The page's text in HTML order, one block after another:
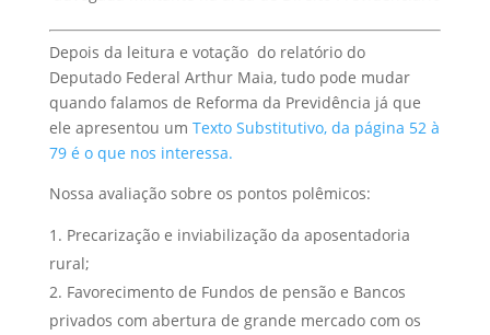
Depois da leitura e votação do relatório do
Deputado Federal Arthur Maia, tudo pode mudar
quando falamos de Reforma da Previdência já que
ele apresentou um Texto Substitutivo, da página 52 à
79 é o que nos interessa.
Nossa avaliação sobre os pontos polêmicos:
Precarização e inviabilização da aposentadoria
rural;
Favorecimento de Fundos de pensão e Bancos
privados com abertura de grande mercado com os